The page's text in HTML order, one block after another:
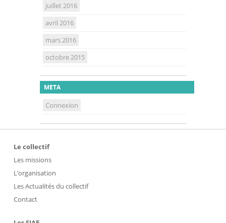
juillet 2016
avril 2016
mars 2016
octobre 2015
META
Connexion
Le collectif
Les missions
L’organisation
Les Actualités du collectif
Contact